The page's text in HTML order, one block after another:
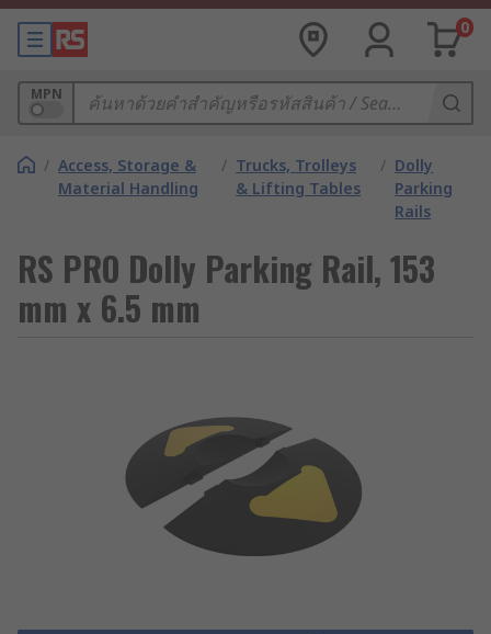
0
MPN
/ Access, Storage &
Material Handling
/ Trucks, Trolleys
& Lifting Tables
/ Dolly
Parking
Rails
RS PRO Dolly Parking Rail, 153
mm x 6.5 mm